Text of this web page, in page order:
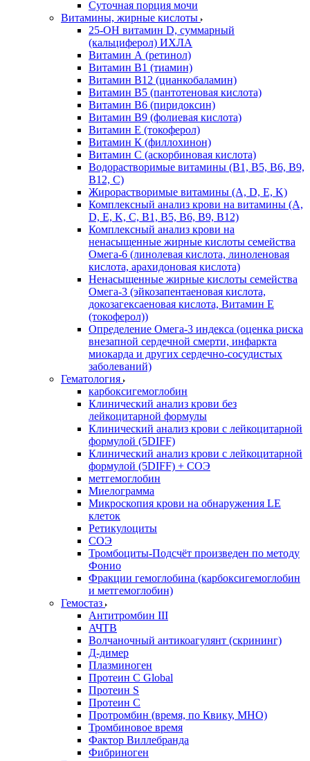
Суточная порция мочи
Витамины, жирные кислоты
25-OH витамин D, суммарный
(кальциферол) ИХЛА
Витамин А (ретинол)
Витамин В1 (тиамин)
Витамин В12 (цианкобаламин)
Витамин В5 (пантотеновая кислота)
Витамин В6 (пиридоксин)
Витамин В9 (фолиевая кислота)
Витамин Е (токоферол)
Витамин К (филлохинон)
Витамин С (аскорбиновая кислота)
Водорастворимые витамины (B1, B5, B6, В9,
В12, С)
Жирорастворимые витамины (A, D, E, K)
Комплексный анализ крови на витамины (A,
D, E, K, C, B1, B5, B6, В9, B12)
Комплексный анализ крови на
ненасыщенные жирные кислоты семейства
Омега-6 (линолевая кислота, линоленовая
кислота, арахидоновая кислота)
Ненасыщенные жирные кислоты семейства
Омега-3 (эйкозапентаеновая кислота,
докозагексаеновая кислота, Витамин E
(токоферол))
Определение Омега-3 индекса (оценка риска
внезапной сердечной смерти, инфаркта
миокарда и других сердечно-сосудистых
заболеваний)
Гематология
карбоксигемоглобин
Клинический анализ крови без
лейкоцитарной формулы
Клинический анализ крови с лейкоцитарной
формулой (5DIFF)
Клинический анализ крови с лейкоцитарной
формулой (5DIFF) + СОЭ
метгемоглобин
Миелограмма
Микроскопия крови на обнаружения LE
клеток
Ретикулоциты
СОЭ
Тромбоциты-Подсчёт произведен по методу
Фонио
Фракции гемоглобина (карбоксигемоглобин
и метгемоглобин)
Гемостаз
Антитромбин III
АЧТВ
Волчаночный антикоагулянт (скрининг)
Д-димер
Плазминоген
Протеин C Global
Протеин S
Протеин С
Протромбин (время, по Квику, МНО)
Тромбиновое время
Фактор Виллебранда
Фибриноген